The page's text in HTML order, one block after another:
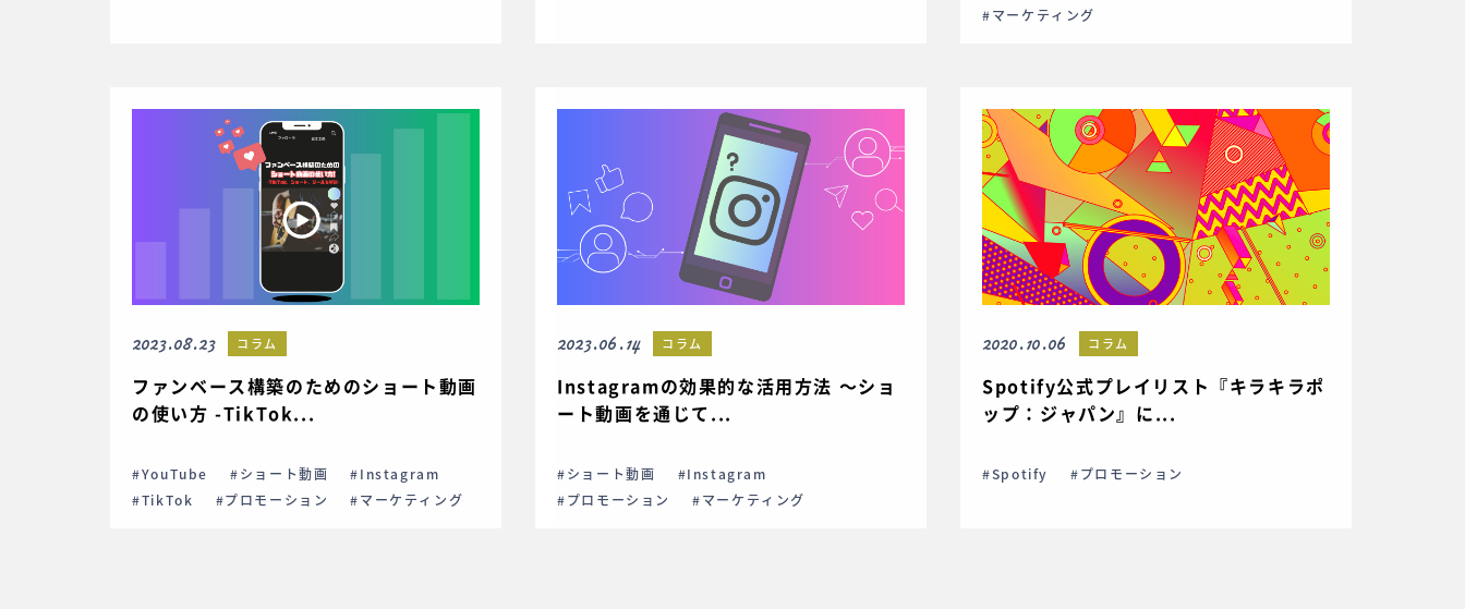
#マーケティング
2023.08.23 コラム
ファンベース構築のためのショート動画
の使い方 -TikTok...
#YouTube #ショート動画
#Instagram
#TikTok
#プロモーション #マーケティング
2023.06.14 コラム
Instagramの効果的な活用方法 〜ショ
ート動画を通じて...
#ショート動画
#Instagram
#プロモーション
#マーケティング
2020.10.06 コラム
Spotify公式プレイリスト『キラキラポ
ップ：ジャパン』に...
#Spotify #プロモーション